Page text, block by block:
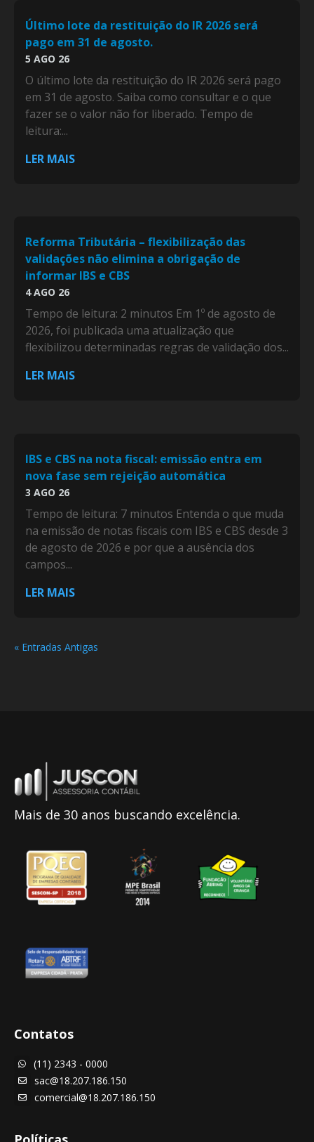
Último lote da restituição do IR 2026 será
pago em 31 de agosto.
5 AGO 26
O último lote da restituição do IR 2026 será pago
em 31 de agosto. Saiba como consultar e o que
fazer se o valor não for liberado. Tempo de
leitura:...
LER MAIS
Reforma Tributária – flexibilização das
validações não elimina a obrigação de
informar IBS e CBS
4 AGO 26
Tempo de leitura: 2 minutos Em 1º de agosto de
2026, foi publicada uma atualização que
flexibilizou determinadas regras de validação dos...
LER MAIS
IBS e CBS na nota fiscal: emissão entra em
nova fase sem rejeição automática
3 AGO 26
Tempo de leitura: 7 minutos Entenda o que muda
na emissão de notas fiscais com IBS e CBS desde 3
de agosto de 2026 e por que a ausência dos
campos...
LER MAIS
« Entradas Antigas
Mais de 30 anos buscando excelência.
Contatos
 (11) 2343 - 0000
 sac@18.207.186.150
 comercial@18.207.186.150